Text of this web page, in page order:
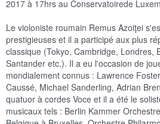
2017 à 17hrs au Conservatoirede
Le violoniste roumain Remus Azoiţei
prestigieuses et il a participé aux plus
classique (Tokyo, Cambridge, Londres,
Santander etc.). Il a eu l'occasion de
mondialement connus : Lawrence
Caussé, Michael Sanderling, Adrian
quatuor à cordes Voce et il a été le so
musicaux tels : Berlin Kammer